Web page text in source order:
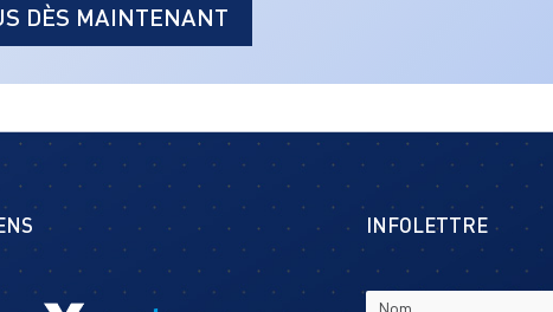
DÈS MAINTENANT
INFOLETTRE